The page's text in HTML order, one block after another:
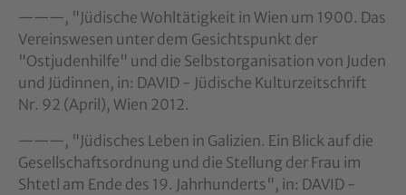
———, "Jüdische Wohltätigkeit in Wien um 1900. Das
Vereinswesen unter dem Gesichtspunkt der
"Ostjudenhilfe" und die Selbstorganisation von Juden
und Jüdinnen, in: DAVID - Jüdische Kulturzeitschrift
Nr. 92 (April), Wien 2012.
———, "Jüdisches Leben in Galizien. Ein Blick auf die
Gesellschaftsordnung und die Stellung der Frau im
Shtetl am Ende des 19. Jahrhunderts", in: DAVID -